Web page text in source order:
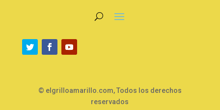
© elgrilloamarillo.com, Todos los derechos
reservados